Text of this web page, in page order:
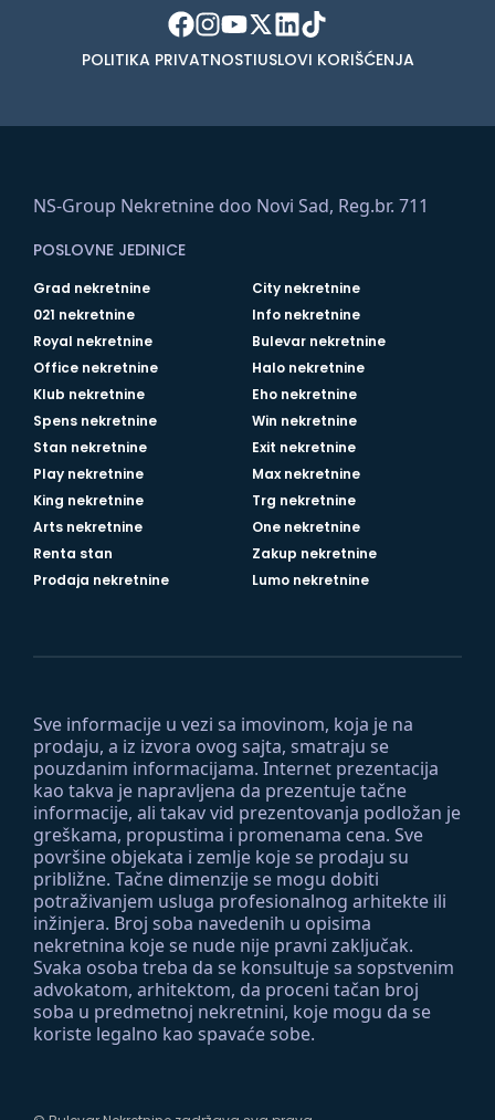
POLITIKA PRIVATNOSTIUSLOVI KORIŠĆENJA
Sve informacije u vezi sa imovinom, koja je na
prodaju, a iz izvora ovog sajta, smatraju se
pouzdanim informacijama. Internet prezentacija
kao takva je napravljena da prezentuje tačne
informacije, ali takav vid prezentovanja podložan je
greškama, propustima i promenama cena. Sve
površine objekata i zemlje koje se prodaju su
približne. Tačne dimenzije se mogu dobiti
potraživanjem usluga profesionalnog arhitekte ili
inžinjera. Broj soba navedenih u opisima
nekretnina koje se nude nije pravni zaključak.
Svaka osoba treba da se konsultuje sa sopstvenim
advokatom, arhitektom, da proceni tačan broj
soba u predmetnoj nekretnini, koje mogu da se
koriste legalno kao spavaće sobe.
NS-Group Nekretnine doo Novi Sad, Reg.br. 711
POSLOVNE JEDINICE
Grad nekretnine
City nekretnine
021 nekretnine
Info nekretnine
Royal nekretnine
Bulevar nekretnine
Office nekretnine
Halo nekretnine
Klub nekretnine
Eho nekretnine
Spens nekretnine
Win nekretnine
Stan nekretnine
Exit nekretnine
Play nekretnine
Max nekretnine
King nekretnine
Trg nekretnine
Arts nekretnine
One nekretnine
Renta stan
Zakup nekretnine
Prodaja nekretnine
Lumo nekretnine